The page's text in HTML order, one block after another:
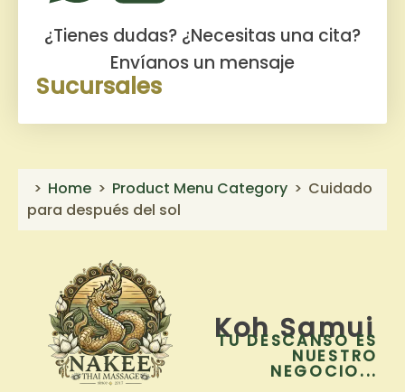
¿Tienes dudas? ¿Necesitas una cita?
Envíanos un mensaje
Sucursales
Home Product Menu Category
Cuidado
para después del sol
Koh Samui
TU DESCANSO ES
NUESTRO
NEGOCIO...